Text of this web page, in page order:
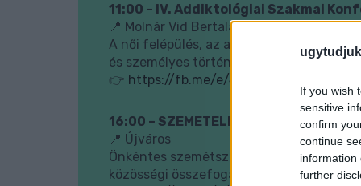
If you wish
sensitive
confirm
continue
information
further
11:00 – IV. Addiktológiai Szakmai
📍 Molnár Vid Bertalan Művelődési
A női felépülés, az anyaság és a
és személyes történetekkel.
👉 https://fb.me/e/47Qndqsxg
16:00 – SZEMETELÉS-GYŐR –
📍 Újváros
Önkéntes szemétszedési akció,
közösségi összefogással.